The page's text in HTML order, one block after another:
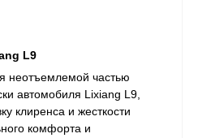
L9
неотъемлемой частью
автомобиля Lixiang L9,
клиренса и жесткости
комфорта и